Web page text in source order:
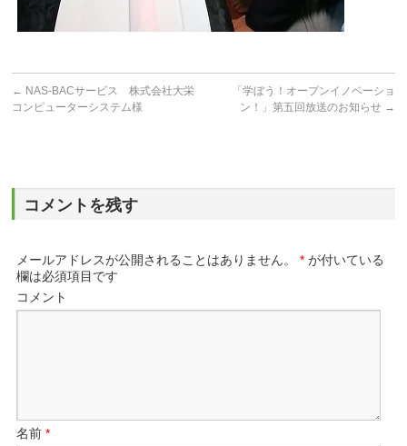
← NAS-BACサービス 株式会社大栄
コンピューターシステム様
「学ぼう！オープンイノベーショ
ン！」第五回放送のお知らせ →
コメントを残す
メールアドレスが公開されることはありません。 * が付いている
欄は必須項目です
コメント
名前*